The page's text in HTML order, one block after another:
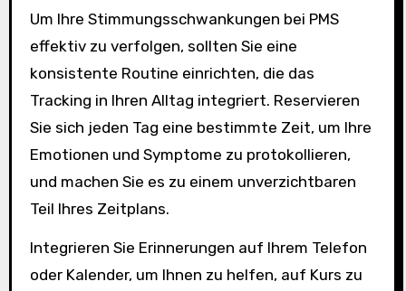
Um Ihre Stimmungsschwankungen bei PMS
effektiv zu verfolgen, sollten Sie eine
konsistente Routine einrichten, die das
Tracking in Ihren Alltag integriert. Reservieren
Sie sich jeden Tag eine bestimmte Zeit, um Ihre
Emotionen und Symptome zu protokollieren,
und machen Sie es zu einem unverzichtbaren
Teil Ihres Zeitplans.
Integrieren Sie Erinnerungen auf Ihrem Telefon
oder Kalender, um Ihnen zu helfen, auf Kurs zu